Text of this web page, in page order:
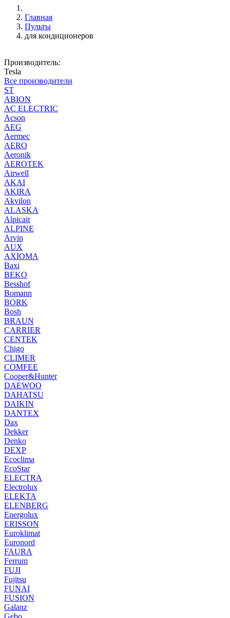
Главная
Пульты
для кондиционеров
Производитель:
Tesla
Все производители
ST
ABION
AC ELECTRIC
Acson
AEG
Aermec
AERO
Aeronik
AEROTEK
Airwell
AKAI
AKIRA
Akvilon
ALASKA
Alpicair
ALPINE
Arvin
AUX
AXIOMA
Baxi
BEKO
Besshof
Bomann
BORK
Bosh
BRAUN
CARRIER
CENTEK
Chigo
CLIMER
COMFEE
Cooper&Hunter
DAEWOO
DAHATSU
DAIKIN
DANTEX
Dax
Dekker
Denko
DEXP
Ecoclima
EcoStar
ELECTRA
Electrolux
ELEKTA
ELENBERG
Energolux
ERISSON
Euroklimat
Euronord
FAURA
Ferrum
FUJI
Fujitsu
FUNAI
FUSION
Galanz
Gebo